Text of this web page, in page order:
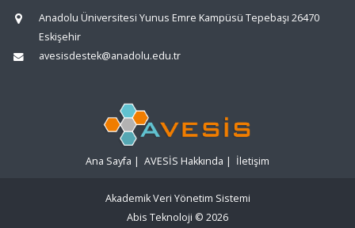
Anadolu Üniversitesi Yunus Emre Kampüsü Tepebaşı 26470
Eskişehir
avesisdestek@anadolu.edu.tr
Ana Sayfa | AVESİS Hakkında | İletişim
Akademik Veri Yönetim Sistemi
Abis Teknoloji © 2026